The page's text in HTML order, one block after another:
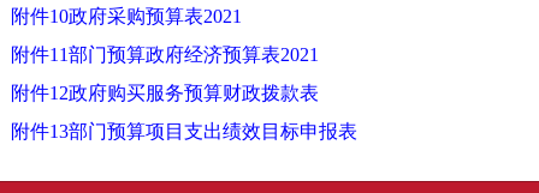
附件10政府采购预算表2021
附件11部门预算政府经济预算表2021
附件12政府购买服务预算财政拨款表
附件13部门预算项目支出绩效目标申报表